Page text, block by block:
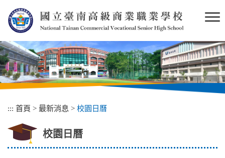
內
容
區
塊
::: 首頁 > 最新消息 > 校園日曆
校園日曆